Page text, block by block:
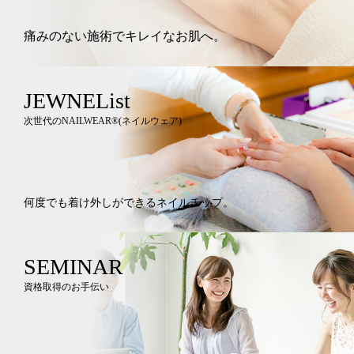
痛みのない施術でキレイなお肌へ。
JEWNEList
次世代のNAILWEAR®︎(ネイルウェア)
何度でも着け外しができるネイルチップ。
SEMINAR
資格取得のお手伝い